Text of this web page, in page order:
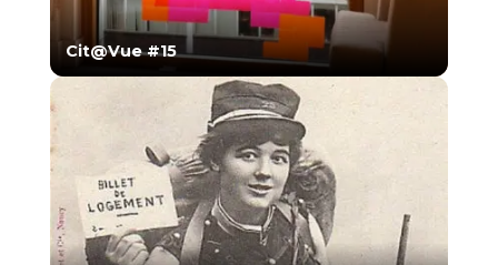
Cit@Vue #15